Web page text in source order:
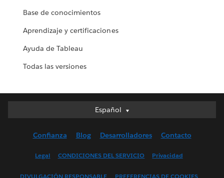
Base de conocimientos
Aprendizaje y certificaciones
Ayuda de Tableau
Todas las versiones
Español
Español
English (UK)
Confianza Blog Desarrolladores Contacto
Legal CONDICIONES DEL SERVICIO Privacidad
DIVULGACIÓN RESPONSABLE PREFERENCIAS DE COOKIES